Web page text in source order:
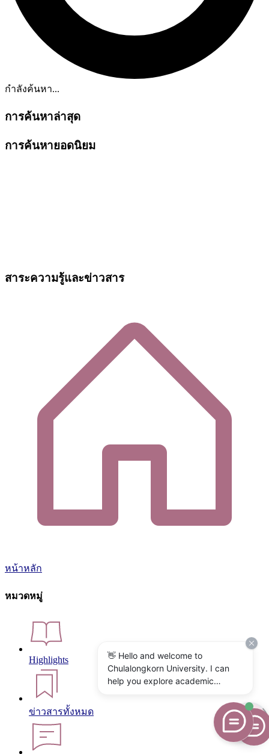
กำลังค้นหา...
การค้นหาล่าสุด
การค้นหายอดนิยม
สาระความรู้และข่าวสาร
หน้าหลัก
หมวดหมู่
Highlights
ข่าวสารทั้งหมด
👋 Hello and welcome to
Chulalongkorn University. I can
help you explore academic